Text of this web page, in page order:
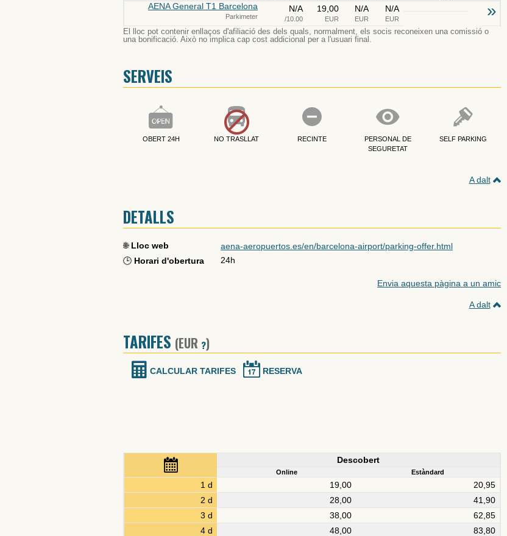
AENA General T1 Barcelona
Parkimeter
N/A
/10.00
19,00
EUR
N/A
EUR
N/A
EUR »
El lloc pot contenir enllaços d'afiliació des dels quals, normalment, els socis reconeixen una comissió o
una bonificació. Això no implica cap cost addicional per a l'usuari final.
SERVEIS
OBERT 24H NO TRASLLAT RECINTE
PERSONAL DE
SEGURETAT
SELF PARKING
A dalt
DETALLS
🌐 Lloc web
aena-aeropuertos.es/en/barcelona-airport/parking-offer.html
🕒 Horari d'obertura 24h
Envia aquesta pàgina a un amic
A dalt
TARIFES (EUR ?)
CALCULAR TARIFES RESERVA
Descobert
Online Estàndard
1 d 19,00
20,95
2 d
28,00
41,90
3 d
38,00
62,85
4 d
48,00
83,80